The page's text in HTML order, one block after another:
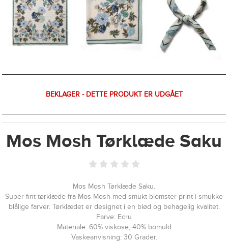
BEKLAGER - DETTE PRODUKT ER UDGÅET
Mos Mosh Tørklæde Saku
Mos Mosh Tørklæde Saku.
Super fint tørklæde fra Mos Mosh med smukt blomster print i smukke
blålige farver. Tørklædet er designet i en blød og behagelig kvalitet.
Farve: Ecru
Materiale: 60% viskose, 40% bomuld
Vaskeanvisning: 30 Grader.